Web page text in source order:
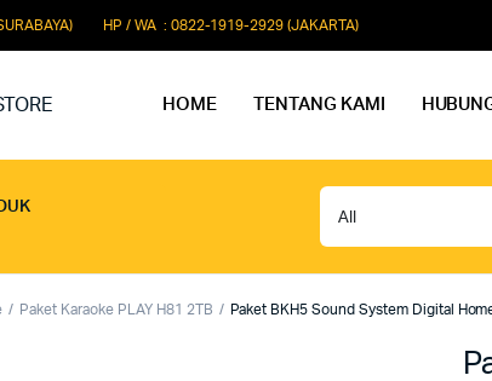
HP / WA : 0822-1919-2929 (JAKARTA)
HOME TENTANG KAMI
Paket Karaoke PLAY H81 2TB Paket BKH5 Sound System Digital